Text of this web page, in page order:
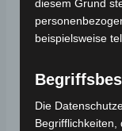
diesem Grund
beispielsweise
Die
Begrifflichkeiten,